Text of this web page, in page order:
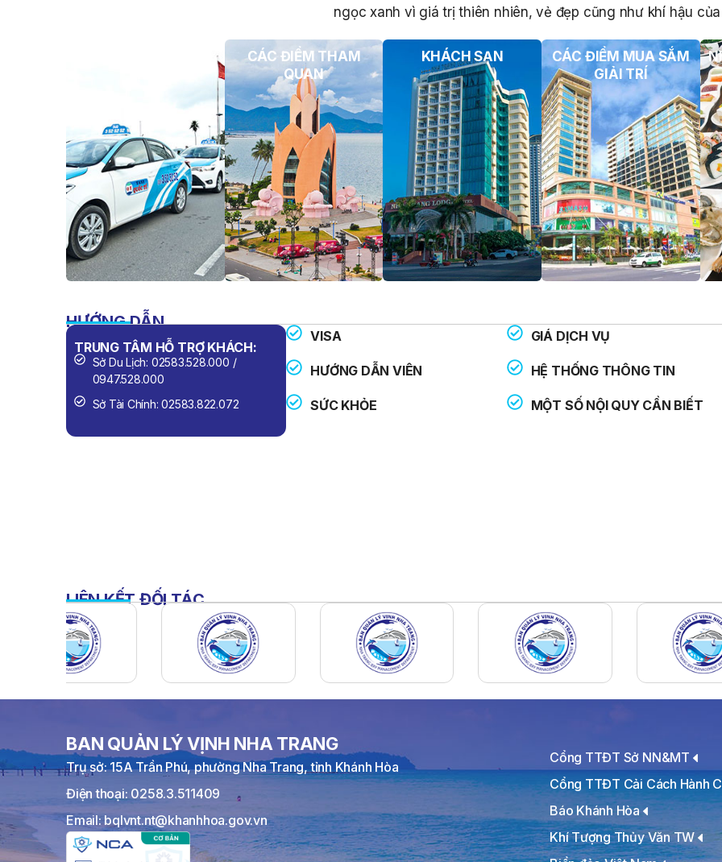
ngọc xanh vì giá trị thiên nhiên, vẻ đẹp cũng như khí hậu của
CÁC ĐIỂM THAM
QUAN
KHÁCH SẠN
CÁC ĐIỂM MUA SẮM
GIẢI TRÍ
HƯỚNG DẪN
TRUNG TÂM HỖ TRỢ KHÁCH:
Sở Du Lịch: 02583.528.000 /
0947.528.000
Sở Tài Chính: 02583.822.072
Công An: 113
Cấp Cứu: 115
VISA
HƯỚNG DẪN VIÊN
SỨC KHỎE
GIÁ DỊCH VỤ
HỆ THỐNG THÔNG TIN
MỘT SỐ NỘI QUY CẦN BIẾT
LIÊN KẾT ĐỐI TÁC
BAN QUẢN LÝ VỊNH NHA TRANG
Trụ sở: 15A Trần Phú, phường Nha Trang, tỉnh Khánh Hòa
Điện thoại: 0258.3.511409
Email: bqlvnt.nt@khanhhoa.gov.vn
Cổng TTĐT Sở NN&MT
Cổng TTĐT Cải Cách Hành
Báo Khánh Hòa
Khí Tượng Thủy Văn TW